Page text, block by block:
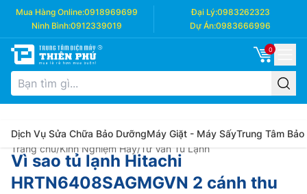
Mua Hàng Online:0918969699 Đại Lý:0983262323
Ninh Bình:0912339019 Dự Án:0983666996
0
Dịch Vụ Sửa Chữa Bảo DưỡngMáy Giặt - Máy SấyTrung Tâm Bảo
Trang chủ/Kinh Nghiệm Hay/Tư Vấn Tủ Lạnh
Vì sao tủ lạnh Hitachi
HRTN6408SAGMGVN 2 cánh thu